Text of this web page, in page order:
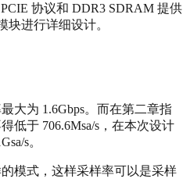
协议和 DDR3 SDRAM 提供
块进行详细设计。
大为 1.6Gbps。而在第二章指
低于 706.6Msa/s，在本次设计
s。
模式，这样采样率可以是采样